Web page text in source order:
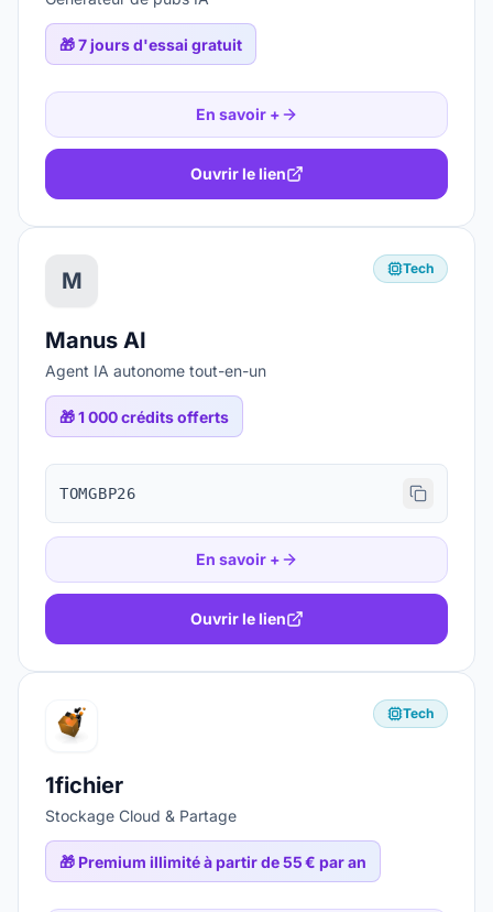
🎁7 jours d'essai gratuit
En savoir +
Ouvrir le lien
M Tech
Manus AI
Agent IA autonome tout-en-un
🎁1 000 crédits offerts
TOMGBP26
En savoir +
Ouvrir le lien
Tech
1fichier
Stockage Cloud & Partage
🎁 Premium illimité à partir de 55 € par an